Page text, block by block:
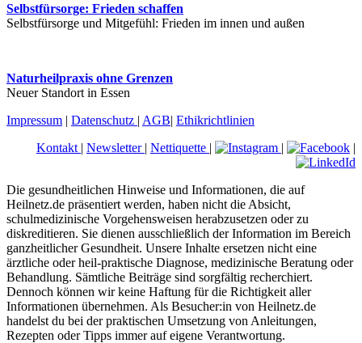
Selbstfürsorge: Frieden schaffen
Selbstfürsorge und Mitgefühl: Frieden im innen und außen
Naturheilpraxis ohne Grenzen
Neuer Standort in Essen
Impressum | Datenschutz | AGB| Ethikrichtlinien
Kontakt | Newsletter | Nettiquette | | |
Die gesundheitlichen Hinweise und Informationen, die auf
Heilnetz.de präsentiert werden, haben nicht die Absicht,
schulmedizinische Vorgehensweisen herabzusetzen oder zu
diskreditieren. Sie dienen ausschließlich der Information im Bereich
ganzheitlicher Gesundheit. Unsere Inhalte ersetzen nicht eine
ärztliche oder heil-praktische Diagnose, medizinische Beratung oder
Behandlung. Sämtliche Beiträge sind sorgfältig recherchiert.
Dennoch können wir keine Haftung für die Richtigkeit aller
Informationen übernehmen. Als Besucher:in von Heilnetz.de
handelst du bei der praktischen Umsetzung von Anleitungen,
Rezepten oder Tipps immer auf eigene Verantwortung.